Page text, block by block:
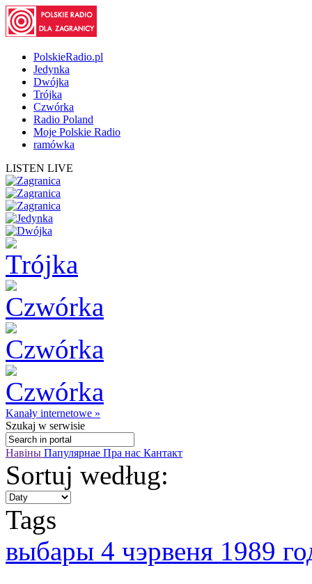
PolskieRadio.pl
Jedynka
Dwójka
Trójka
Czwórka
Radio Poland
Moje Polskie Radio
ramówka
LISTEN LIVE
Kanały internetowe »
Szukaj w serwisie
Навіны Папулярнае Пра нас Кантакт
Sortuj według:
Tags
выбары 4 чэрвеня 1989